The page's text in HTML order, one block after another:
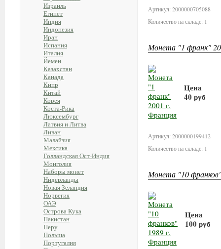
Израиль
Египет
Индия
Индонезия
Иран
Испания
Италия
Йемен
Казахстан
Канада
Кипр
Китай
Корея
Коста-Рика
Люксембург
Латвия и Литва
Ливан
Малайзия
Мексика
Голландская Ост-Индия
Монголия
Наборы монет
Нидерланды
Новая Зеландия
Норвегия
ОАЭ
Острова Кука
Пакистан
Перу
Польша
Португалия
Артикул: 2000000705088
Количество на складе: 1
Монета "1 франк"
Цена
40 руб
Артикул: 2000000199412
Количество на складе: 1
Монета "10
Цена
100 руб